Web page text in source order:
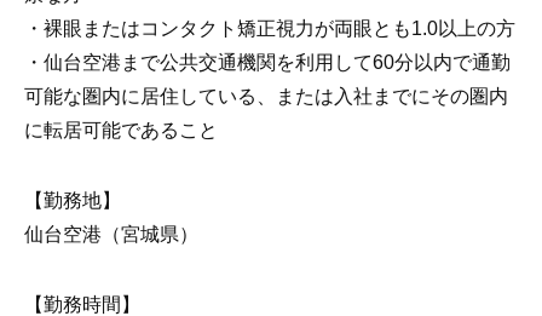
・裸眼またはコンタクト矯正視力が両眼とも1.0以上の方
・仙台空港まで公共交通機関を利用して60分以内で通勤
可能な圏内に居住している、または入社までにその圏内
に転居可能であること
【勤務地】
仙台空港（宮城県）
【勤務時間】